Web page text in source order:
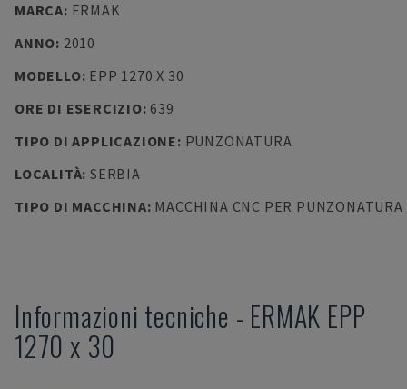
MARCA: ERMAK
ANNO: 2010
MODELLO: EPP 1270 X 30
ORE DI ESERCIZIO: 639
TIPO DI APPLICAZIONE: PUNZONATURA
LOCALITÀ: SERBIA
TIPO DI MACCHINA: MACCHINA CNC PER PUNZONATURA
Informazioni tecniche - ERMAK EPP
1270 x 30